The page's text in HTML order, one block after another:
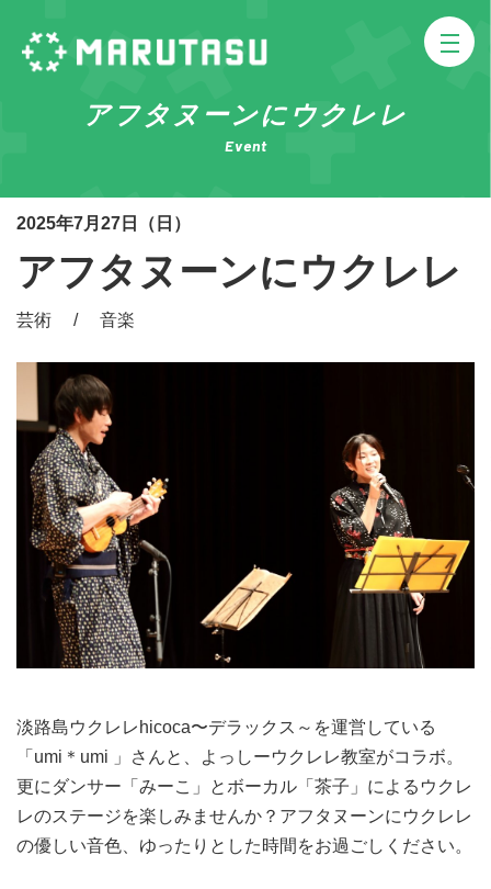
アフタヌーンにウクレレ
Event
2025年7月27日（日）
アフタヌーンにウクレレ
芸術 / 音楽
淡路島ウクレレhicoca〜デラックス～を運営している
「umi＊umi 」さんと、よっしーウクレレ教室がコラボ。
更にダンサー「みーこ」とボーカル「茶子」によるウクレ
レのステージを楽しみませんか？アフタヌーンにウクレレ
の優しい音色、ゆったりとした時間をお過ごしください。